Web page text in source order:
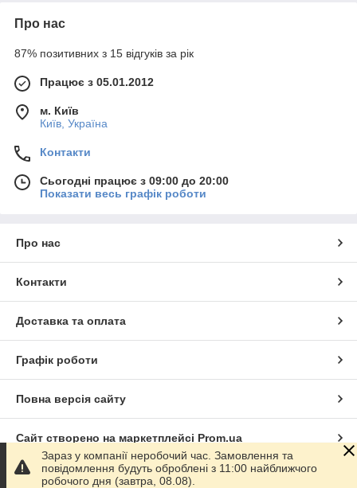
Про нас
87% позитивних з 15 відгуків за рік
Працює з 05.01.2012
м. Київ
Київ, Україна
Контакти
Сьогодні працює з 09:00 до 20:00
Показати весь графік роботи
Про нас
Контакти
Доставка та оплата
Графік роботи
Повна версія сайту
Сайт створено на маркетплейсі Prom.ua
Політика конфіденційності
Зараз у компанії неробочий час. Замовлення та
повідомлення будуть оброблені з 11:00 найближчого
робочого дня (завтра, 08.08).